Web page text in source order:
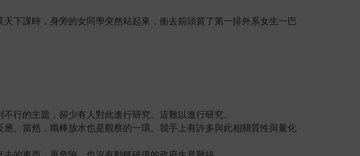
下課時，身旁的女同學突然站起來，衝去前頭賞了第一排外系女生一巴
行的主題，卻少有人對此進行研究。這難以進行研究。
。當然，職棒放水也是觀察的一環。我手上有許多與此相關質性與量化